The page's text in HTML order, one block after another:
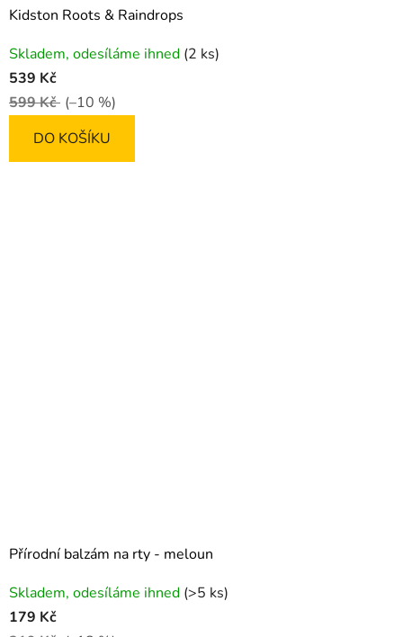
Kidston Roots & Raindrops
Skladem, odesíláme ihned (2 ks)
539 Kč
599 Kč (–10 %)
DO KOŠÍKU
Přírodní balzám na rty - meloun
hodnocení
produktu
Skladem, odesíláme ihned (>5 ks)
179 Kč